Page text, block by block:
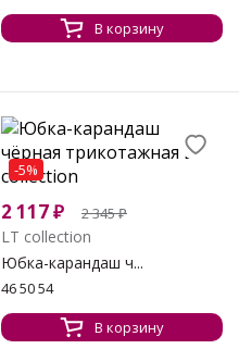
В корзину
-5%
2 117₽ 2 345₽
LT collection
Юбка-карандаш ч...
46 50 54
В корзину